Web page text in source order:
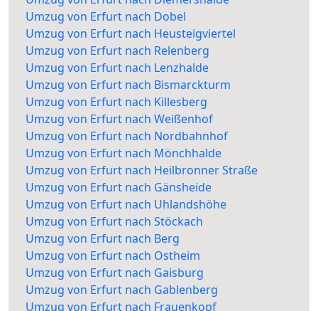
Umzug von Erfurt nach Dobel
Umzug von Erfurt nach Heusteigviertel
Umzug von Erfurt nach Relenberg
Umzug von Erfurt nach Lenzhalde
Umzug von Erfurt nach Bismarckturm
Umzug von Erfurt nach Killesberg
Umzug von Erfurt nach Weißenhof
Umzug von Erfurt nach Nordbahnhof
Umzug von Erfurt nach Mönchhalde
Umzug von Erfurt nach Heilbronner Straße
Umzug von Erfurt nach Gänsheide
Umzug von Erfurt nach Uhlandshöhe
Umzug von Erfurt nach Stöckach
Umzug von Erfurt nach Berg
Umzug von Erfurt nach Ostheim
Umzug von Erfurt nach Gaisburg
Umzug von Erfurt nach Gablenberg
Umzug von Erfurt nach Frauenkopf